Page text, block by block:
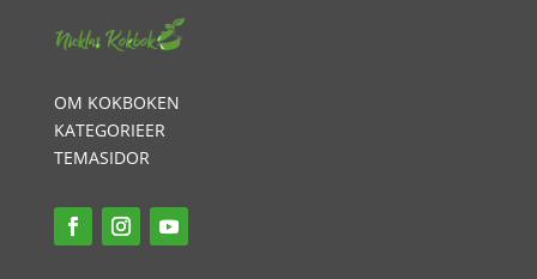
OM KOKBOKEN
KATEGORIEER
TEMASIDOR